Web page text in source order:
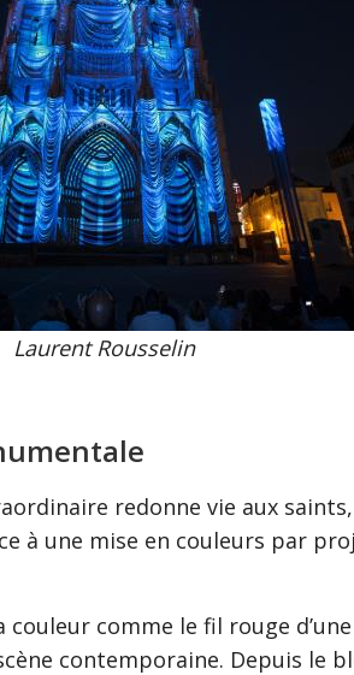
Laurent Rousselin
redonne vie aux
à une mise en couleurs par
couleur comme le fil rouge
contemporaine. Depuis le